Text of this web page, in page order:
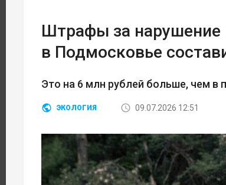
Штрафы за нарушение
в Подмосковье
Это на 6 млн рублей больше, чем в
ЭКОЛОГИЯ 09.07.2026 12:51